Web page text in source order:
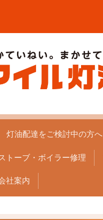
灯油配達をご検討中の方へ
トーブ・ボイラー修理
社案内